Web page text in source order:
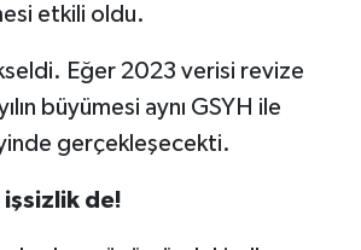
etkili oldu.
Eğer 2023 verisi revize
büyümesi aynı GSYH ile
gerçekleşecekti.
işsizlik de!